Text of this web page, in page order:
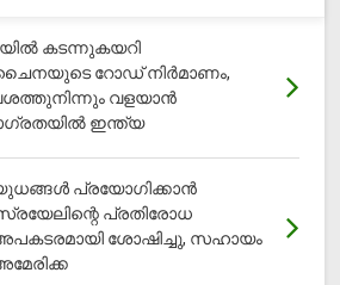
കടന്നുകയറി
ചൈനയുടെ റോഡ് നിർമാണം,
വളയാൻ
ഇന്ത്യ
പ്രയോഗിക്കാന്‍
പ്രതിരോധ
ശോഷിച്ചു, സഹായം